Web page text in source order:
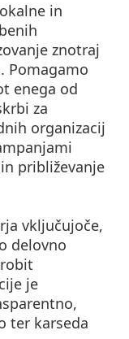
in
znotraj
Pomagamo
enega od
za
organizacij
približevanje
vključujoče,
delovno
je
ter karseda